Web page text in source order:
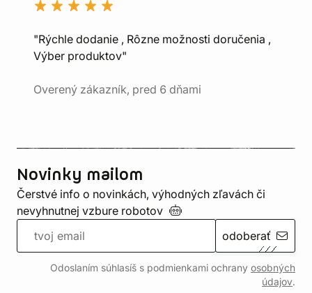
"Rýchle dodanie , Rôzne možnosti doručenia ,
Výber produktov"
Overený zákazník, pred 6 dňami
Novinky mailom
Čerstvé info o novinkách, výhodných zľavách či
nevyhnutnej vzbure robotov
odoberať
Odoslaním súhlasíš s podmienkami ochrany osobných
údajov.